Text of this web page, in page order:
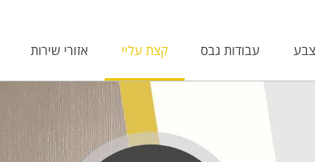
עבודות גבס קצת עליי אזורי שירות